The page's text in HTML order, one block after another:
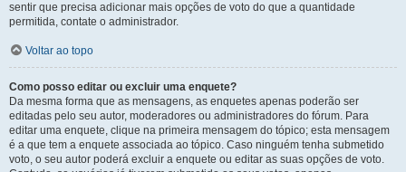
sentir que precisa adicionar mais opções de voto do que a quantidade
permitida, contate o administrador.
Voltar ao topo
Como posso editar ou excluir uma enquete?
Da mesma forma que as mensagens, as enquetes apenas poderão ser
editadas pelo seu autor, moderadores ou administradores do fórum. Para
editar uma enquete, clique na primeira mensagem do tópico; esta mensagem
é a que tem a enquete associada ao tópico. Caso ninguém tenha submetido
voto, o seu autor poderá excluir a enquete ou editar as suas opções de voto.